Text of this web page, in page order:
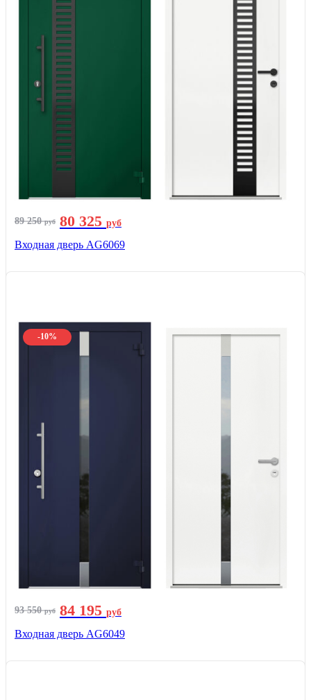
89 250руб 80 325 руб
Входная дверь AG6069
-10%
93 550руб 84 195 руб
Входная дверь AG6049